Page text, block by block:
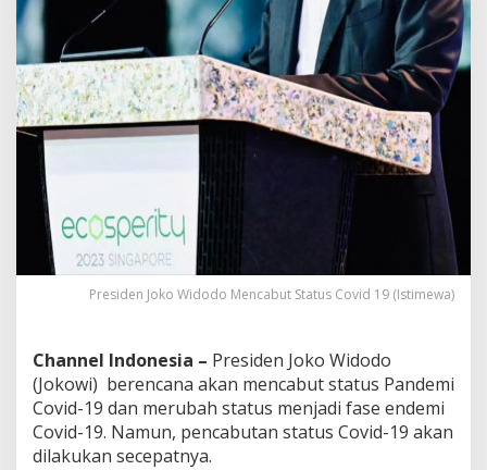
d
-
1
9
Presiden Joko Widodo Mencabut Status Covid 19 (Istimewa)
Channel Indonesia – Presiden Joko Widodo
(Jokowi) berencana akan mencabut status Pandemi
Covid-19 dan merubah status menjadi fase endemi
Covid-19. Namun, pencabutan status Covid-19 akan
dilakukan secepatnya.